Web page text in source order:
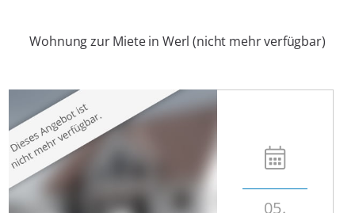
Wohnung zur Miete in Werl (nicht mehr verfügbar)
05.